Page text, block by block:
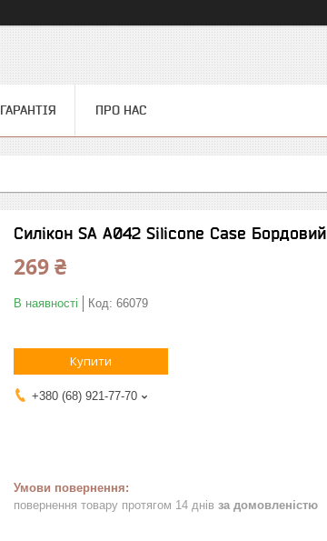
ГАРАНТІЯ ПРО НАС
Силікон SA A042 Silicone Case Бордовий
269 ₴
В наявності Код: 66079
Купити
+380 (68) 921-77-70
повернення товару протягом 14 днів за домовленістю